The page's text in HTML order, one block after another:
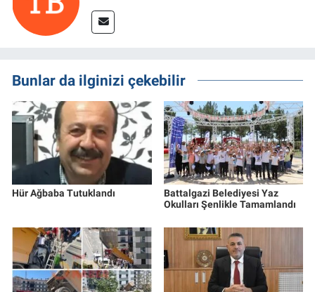
Bunlar da ilginizi çekebilir
Hür Ağbaba Tutuklandı
Battalgazi Belediyesi Yaz
Okulları Şenlikle Tamamlandı